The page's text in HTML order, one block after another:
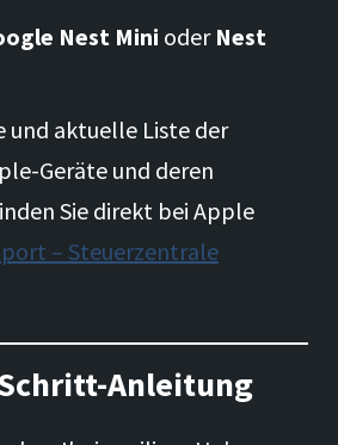
Nest Mini oder Nest
und aktuelle Liste der
Geräte und deren
Sie direkt bei Apple
– Steuerzentrale
Anleitung